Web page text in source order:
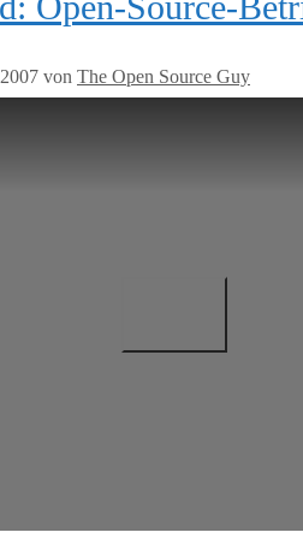
von The Open Source Guy